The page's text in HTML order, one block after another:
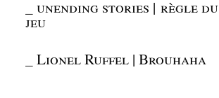
_unending stories | règle du
jeu
_Lionel Ruffel | Brouhaha